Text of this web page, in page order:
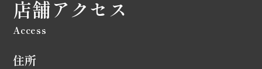
店舗アクセス
Access
住所